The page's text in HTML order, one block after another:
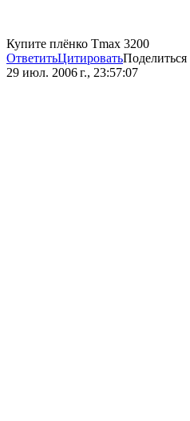
Купите плёнко Tmax 3200
ОтветитьЦитироватьПоделиться
29 июл. 2006 г., 23:57:07